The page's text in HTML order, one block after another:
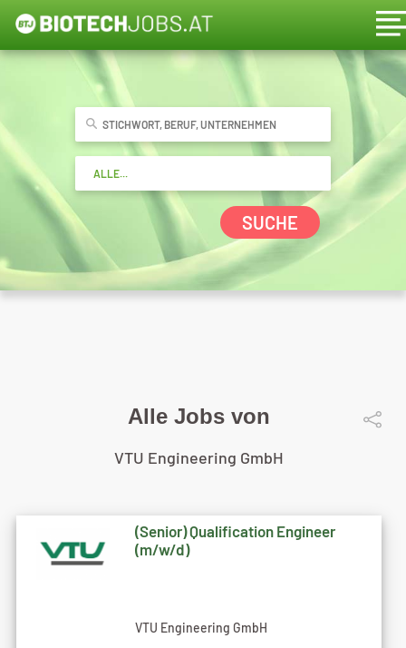
SUCHE
Alle Jobs von
VTU Engineering GmbH
(Senior) Qualification Engineer
(m/w/d)
VTU Engineering GmbH